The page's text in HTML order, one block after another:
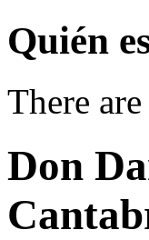
Quién
There
Don